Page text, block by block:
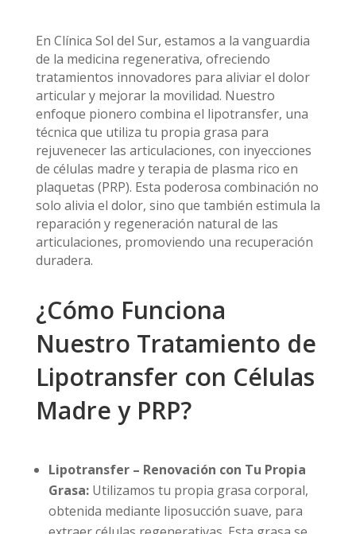
En Clínica Sol del Sur, estamos a la vanguardia
de la medicina regenerativa, ofreciendo
tratamientos innovadores para aliviar el dolor
articular y mejorar la movilidad. Nuestro
enfoque pionero combina el lipotransfer, una
técnica que utiliza tu propia grasa para
rejuvenecer las articulaciones, con inyecciones
de células madre y terapia de plasma rico en
plaquetas (PRP). Esta poderosa combinación no
solo alivia el dolor, sino que también estimula la
reparación y regeneración natural de las
articulaciones, promoviendo una recuperación
duradera.
¿Cómo Funciona
Nuestro Tratamiento de
Lipotransfer con Células
Madre y PRP?
Lipotransfer – Renovación con Tu Propia
Grasa:Utilizamos tu propia grasa corporal,
obtenida mediante liposucción suave, para